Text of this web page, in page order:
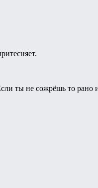
ты не сожрёшь то рано